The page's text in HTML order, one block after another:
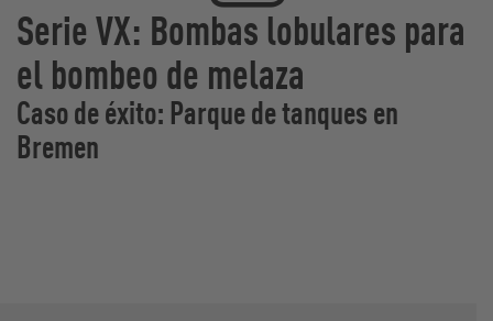
Serie VX: Bombas lobulares para
el bombeo de melaza
Caso de éxito: Parque de tanques en
Bremen